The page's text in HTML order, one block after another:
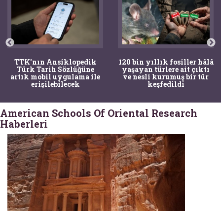
TTK'nın Ansiklopedik
Türk Tarih Sözlüğüne
artık mobil uygulama ile
erişilebilecek
120 bin yıllık fosiller hâlâ
yaşayan türlere ait çıktı
ve nesli kurumuş bir tür
keşfedildi
American Schools Of Oriental Research
Haberleri